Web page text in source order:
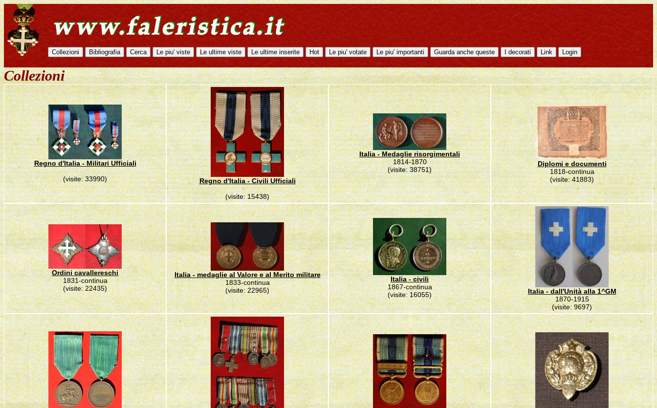
Collezioni
Regno d'Italia - Militari Ufficiali
(visite: 33990)
Regno d'Italia - Civili Ufficiali
(visite: 15438)
Italia - Medaglie risorgimentali
1814-1870
(visite: 38751)
Diplomi e documenti
1818-continua
(visite: 41883)
Ordini cavallereschi
1831-continua
(visite: 22435)
Italia - medaglie al Valore e al Merito militare
1833-continua
(visite: 22965)
Italia - civili
1867-continua
(visite: 16055)
Italia - dall'Unità alla 1^GM
1870-1915
(visite: 9697)